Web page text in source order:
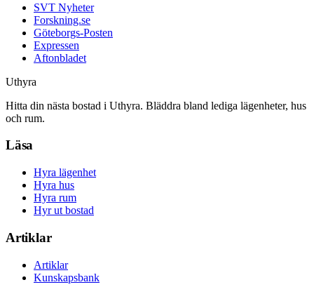
SVT Nyheter
Forskning.se
Göteborgs-Posten
Expressen
Aftonbladet
Uthyra
Hitta din nästa bostad i Uthyra. Bläddra bland lediga lägenheter, hus
och rum.
Läsa
Hyra lägenhet
Hyra hus
Hyra rum
Hyr ut bostad
Artiklar
Artiklar
Kunskapsbank